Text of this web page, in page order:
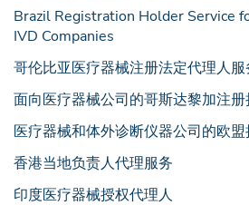
Brazil Registration Holder Service
IVD Companies
哥伦比亚医疗器械注册法定代理人服
面向医疗器械公司的哥斯达黎加注
医疗器械和体外诊断仪器公司的欧
香港当地负责人代理服务
印度医疗器械授权代理人